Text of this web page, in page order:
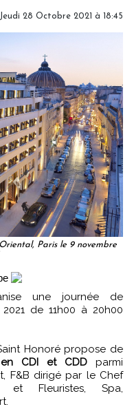
28 Octobre 2021 à 18:45
Paris le 9 novembre
de 11h00 à 20h00
Honoré propose de
CDI et CDD parmi
F&B dirigé par le Chef
et Fleuristes, Spa,